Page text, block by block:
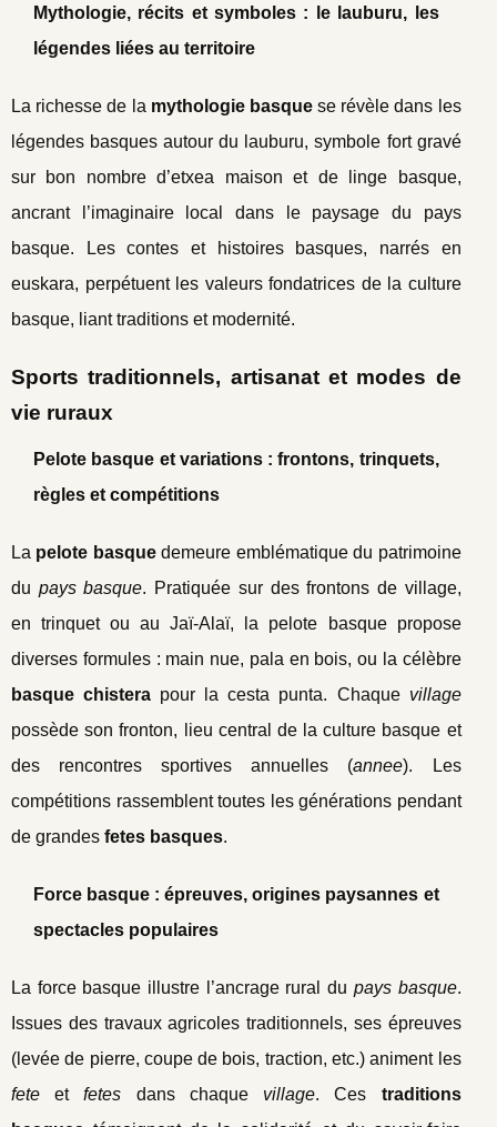
Mythologie, récits et symboles : le lauburu, les
légendes liées au territoire
La richesse de la mythologie basquese révèle dans les
légendes basques autour du lauburu, symbole fort gravé
sur bon nombre d’etxea maison et de linge basque,
ancrant l’imaginaire local dans le paysage du pays
basque. Les contes et histoires basques, narrés en
euskara, perpétuent les valeurs fondatrices de la culture
basque, liant traditions et modernité.
Sports traditionnels, artisanat et modes de
vie ruraux
Pelote basque et variations : frontons, trinquets,
règles et compétitions
La pelote basquedemeure emblématique du patrimoine
du pays basque. Pratiquée sur des frontons de village,
en trinquet ou au Jaï-Alaï, la pelote basque propose
diverses formules : main nue, pala en bois, ou la célèbre
basque chistera pour la cesta punta. Chaque village
possède son fronton, lieu central de la culture basque et
des rencontres sportives annuelles (annee). Les
compétitions rassemblent toutes les générations pendant
de grandes fetes basques.
Force basque : épreuves, origines paysannes et
spectacles populaires
La force basque illustre l’ancrage rural du pays basque.
Issues des travaux agricoles traditionnels, ses épreuves
(levée de pierre, coupe de bois, traction, etc.) animent les
fete etfetes dans chaque village. Ces traditions